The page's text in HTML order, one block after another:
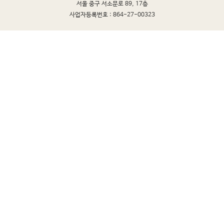
서울 중구 서소문로 89, 17층
사업자등록번호 : 864-27-00323